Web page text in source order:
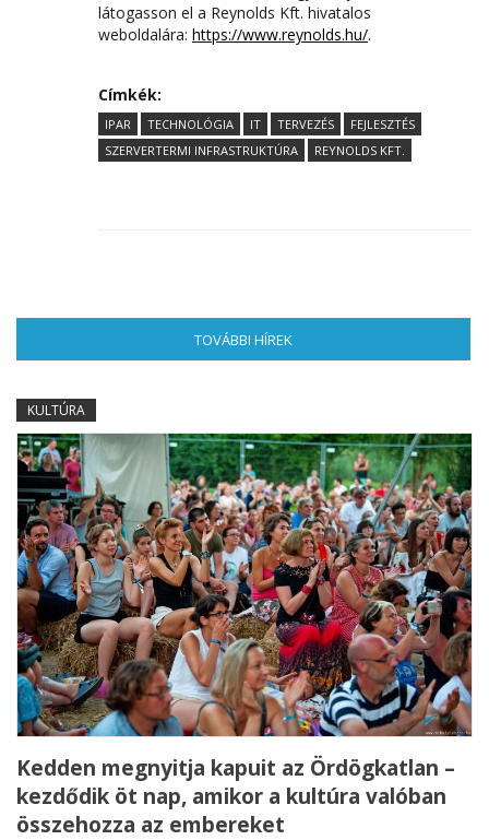
látogasson el a Reynolds Kft. hivatalos
weboldalára: https://www.reynolds.hu/.
Címkék:
IPAR TECHNOLÓGIA IT TERVEZÉS
FEJLESZTÉS
SZERVERTERMI INFRASTRUKTÚRA
REYNOLDS KFT.
TOVÁBBI HÍREK
KULTÚRA
Kedden megnyitja kapuit az Ördögkatlan –
kezdődik öt nap, amikor a kultúra valóban
összehozza az embereket